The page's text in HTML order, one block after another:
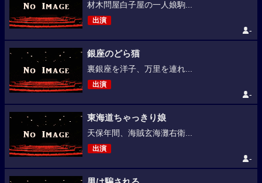
材木問屋白子屋の一人娘駒...
出演
-
銀座のどら猫
裏銀座を洋子、万里を連れ...
出演
-
東海道ちゃっきり娘
天保年間、海賊玄海灘右衛...
出演
-